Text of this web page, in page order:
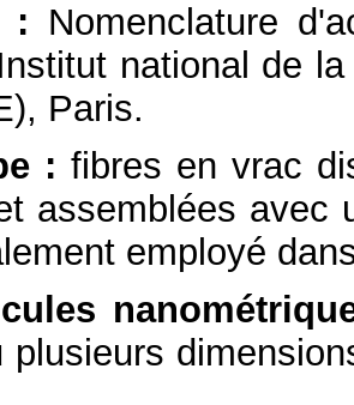
: Nomenclature
national de
Paris.
: fibres en vrac
assemblées avec
employé
plusieurs